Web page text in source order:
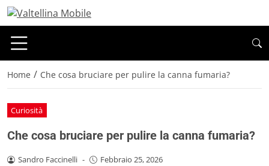
Home / Che cosa bruciare per pulire la canna fumaria?
Curiosità
Che cosa bruciare per pulire la canna fumaria?
Sandro Faccinelli - Febbraio 25, 2026